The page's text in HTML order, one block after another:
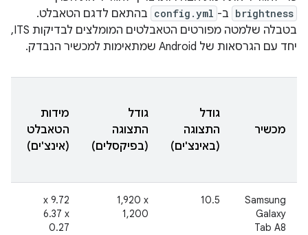
brightness ב- config.yml בהתאם לדגם הטאבלט.
בטבלה שלמטה מפורטים הטאבלטים המומלצים לבדיקות ITS,
יחד עם הגרסאות של Android שמתאימות למכשיר הנבדק.
מכשיר
גודל
התצוגה
(באינצ'ים)
גודל
התצוגה
(בפיקסלים)
מידות
הטאבלט
(אינצ'ים)
‫Samsung
Galaxy
Tab A8
10.5
‎1,920 x
1,200
‫9.72 x
6.37 x
0.27